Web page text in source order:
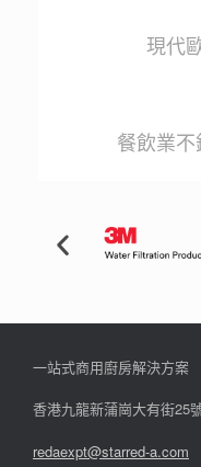
現代
餐飲業
一站式商用廚房解決方案
香港九龍新蒲崗大有街25
redaexpt@starred-a.com